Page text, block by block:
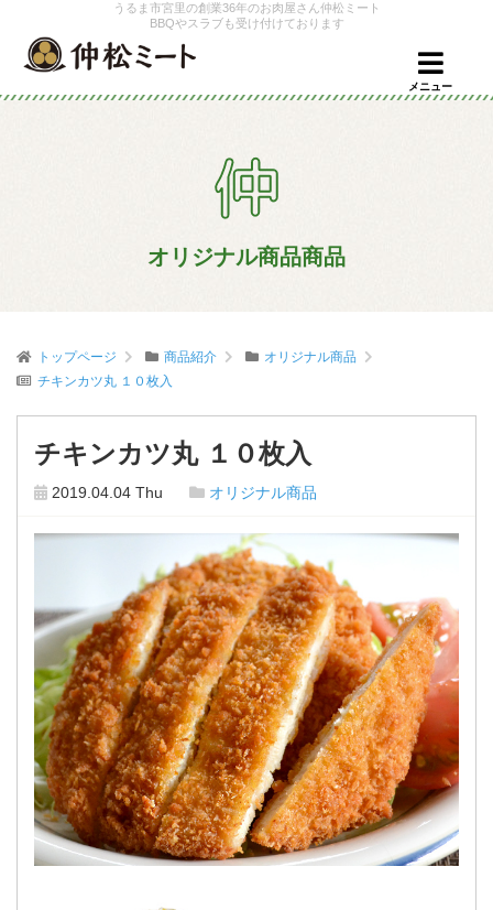
うるま市宮里の創業36年のお肉屋さん仲松ミート
BBQやスラブも受け付けております
メニュー
オリジナル商品商品
トップページ 商品紹介
オリジナル商品
チキンカツ丸 １０枚入
チキンカツ丸 １０枚入
2019.04.04 Thu オリジナル商品